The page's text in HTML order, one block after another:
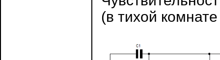
(в тихой